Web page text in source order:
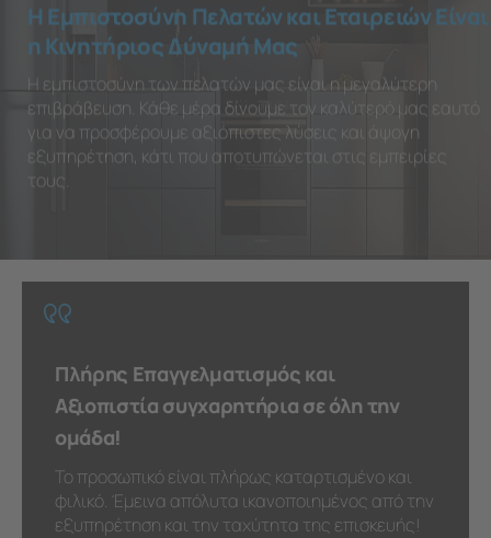
Η Εμπιστοσύνη Πελατών και Εταιρειών Είναι
η Κινητήριος Δύναμή Μας
Η εμπιστοσύνη των πελατών μας είναι η μεγαλύτερη
επιβράβευση. Κάθε μέρα δίνουμε τον καλύτερό μας εαυτό
για να προσφέρουμε αξιόπιστες λύσεις και άψογη
εξυπηρέτηση, κάτι που αποτυπώνεται στις εμπειρίες
τους.
Πλήρης Επαγγελματισμός και
Αξιοπιστία συγχαρητήρια σε όλη την
ομάδα!
Το προσωπικό είναι πλήρως καταρτισμένο και
φιλικό. Έμεινα απόλυτα ικανοποιημένος από την
εξυπηρέτηση και την ταχύτητα της επισκευής!